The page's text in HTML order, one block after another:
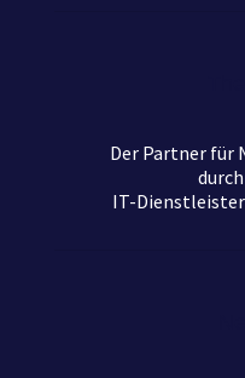
Der Partner für
IT-